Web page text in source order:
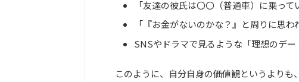
「友達の彼氏は〇〇（普通車）に乗っ
「『お金がないのかな？』と周りに思
SNSやドラマで見るような「理想のデー
このように、自分自身の価値観というよりも